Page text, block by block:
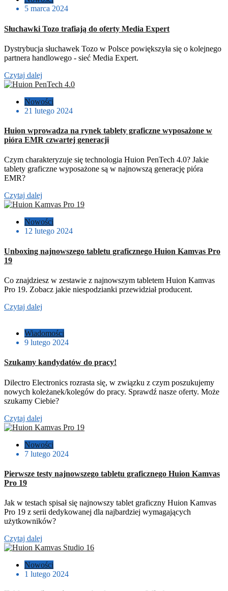
5 marca 2024
Słuchawki Tozo trafiają do oferty Media Expert
Dystrybucja słuchawek Tozo w Polsce powiększyła się o kolejnego
partnera handlowego - sieć Media Expert.
Czytaj dalej
Nowości
21 lutego 2024
Huion wprowadza na rynek tablety graficzne wyposażone w
pióra EMR czwartej generacji
Czym charakteryzuje się technologia Huion PenTech 4.0? Jakie
tablety graficzne wyposażone są w najnowszą generację pióra
EMR?
Czytaj dalej
Nowości
12 lutego 2024
Unboxing najnowszego tabletu graficznego Huion Kamvas Pro
19
Co znajdziesz w zestawie z najnowszym tabletem Huion Kamvas
Pro 19. Zobacz jakie niespodzianki przewidział producent.
Czytaj dalej
Wiadomości
9 lutego 2024
Szukamy kandydatów do pracy!
Dilectro Electronics rozrasta się, w związku z czym poszukujemy
nowych koleżanek/kolegów do pracy. Sprawdź nasze oferty. Może
szukamy Ciebie?
Czytaj dalej
Nowości
7 lutego 2024
Pierwsze testy najnowszego tabletu graficznego Huion Kamvas
Pro 19
Jak w testach spisał się najnowszy tablet graficzny Huion Kamvas
Pro 19 z serii dedykowanej dla najbardziej wymagających
użytkowników?
Czytaj dalej
Nowości
1 lutego 2024